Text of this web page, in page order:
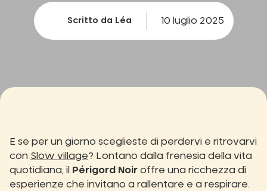
Scritto da Léa 10 luglio 2025
E se per un giorno sceglieste di perdervi e ritrovarvi
con Slow village? Lontano dalla frenesia della vita
quotidiana, il
Périgord Noir offre una ricchezza di
esperienze che invitano a rallentare e a respirare.